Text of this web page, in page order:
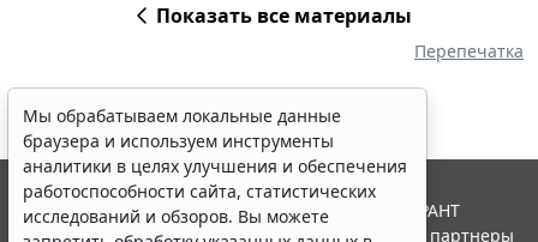
Показать все материалы
Перепечатка
Мы обрабатываем локальные данные
браузера и используем инструменты
аналитики в целях улучшения и обеспечения
работоспособности сайта, статистических
исследований и обзоров. Вы можете
© ООО "НПП "ГАРАНТ-СЕРВИС", 2026. Система ГАРАНТ
выпускается с 1990 года. Компания "Гарант" и ее партнеры